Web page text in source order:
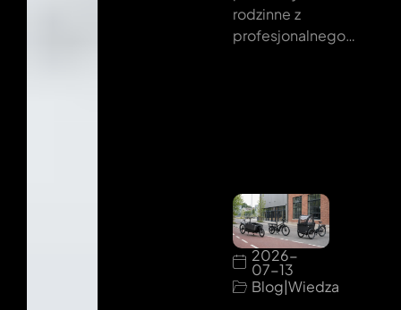
rodzinne z
profesjonalnego…
2026-
07-13
Blog|Wiedza